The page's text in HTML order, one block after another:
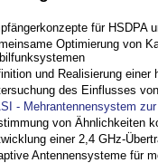
für HSDPA
Optimierung von
und Realisierung einer
des Einflusses
- Mehrantennensystem
von Ähnlichkeiten
einer 2,4 GHz-
Antennensysteme für